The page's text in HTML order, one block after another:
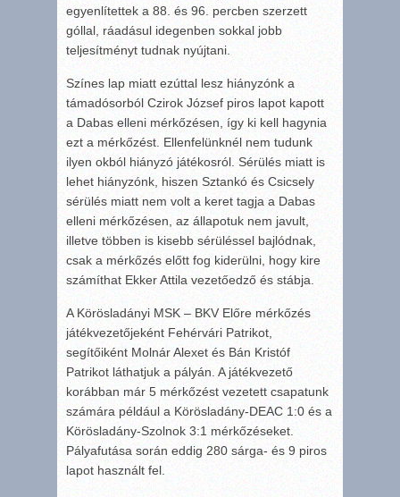
egyenlítettek a 88. és 96. percben szerzett
góllal, ráadásul idegenben sokkal jobb
teljesítményt tudnak nyújtani.
Színes lap miatt ezúttal lesz hiányzónk a
támadósorból Czirok József piros lapot kapott
a Dabas elleni mérkőzésen, így ki kell hagynia
ezt a mérkőzést. Ellenfelünknél nem tudunk
ilyen okból hiányzó játékosról. Sérülés miatt is
lehet hiányzónk, hiszen Sztankó és Csicsely
sérülés miatt nem volt a keret tagja a Dabas
elleni mérkőzésen, az állapotuk nem javult,
illetve többen is kisebb sérüléssel bajlódnak,
csak a mérkőzés előtt fog kiderülni, hogy kire
számíthat Ekker Attila vezetőedző és stábja.
A Körösladányi MSK – BKV Előre mérkőzés
játékvezetőjeként Fehérvári Patrikot,
segítőiként Molnár Alexet és Bán Kristóf
Patrikot láthatjuk a pályán. A játékvezető
korábban már 5 mérkőzést vezetett csapatunk
számára például a Körösladány-DEAC 1:0 és a
Körösladány-Szolnok 3:1 mérkőzéseket.
Pályafutása során eddig 280 sárga- és 9 piros
lapot használt fel.